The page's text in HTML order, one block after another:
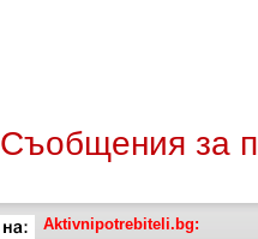
Съобщения за
Aktivnipotrebiteli.bg: